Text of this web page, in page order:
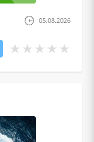
05.08.2026